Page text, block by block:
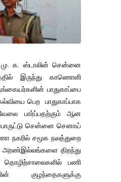
மு. க. ஸ்டாலின் சென்னை
இருந்து காணொளி
பாதுகாப்பை
பெற பாதுகாப்பாக
பார்ப்பதற்கும் ஆன
சென்னை செனாய்
நகரில் சமூக நலத்துறை
அரண்இல்லங்களை திறந்து
பணி
குழந்தைகளுக்கு